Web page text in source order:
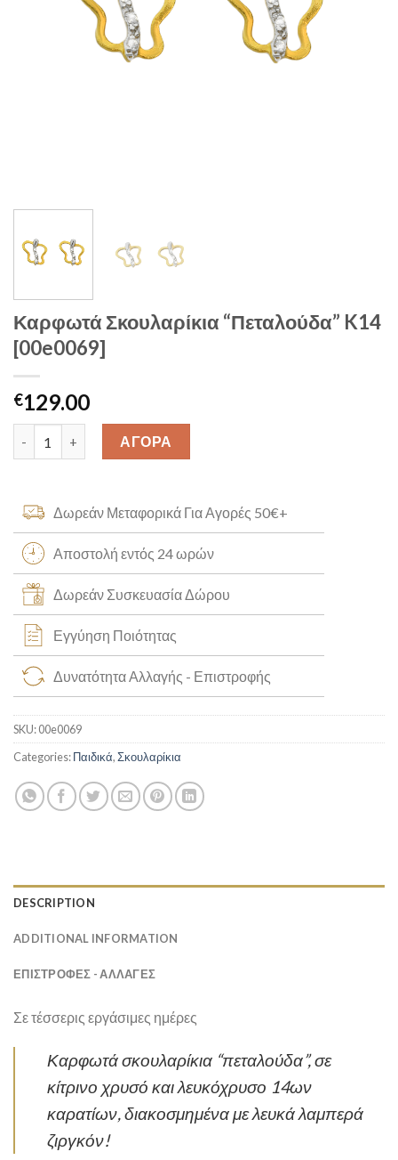
Καρφωτά Σκουλαρίκια “Πεταλούδα” K14
[00e0069]
€129.00
Καρφωτά Σκουλαρίκια "Πεταλούδα" K14 [00e0069] quantity
ΑΓΟΡΑ
Δωρεάν Μεταφορικά Για Αγορές 50€+
Αποστολή εντός 24 ωρών
Δωρεάν Συσκευασία Δώρου
Εγγύηση Ποιότητας
Δυνατότητα Αλλαγής - Επιστροφής
SKU:00e0069
Categories:Παιδικά,Σκουλαρίκια
DESCRIPTION
ADDITIONAL INFORMATION
ΕΠΙΣΤΡΟΦΕΣ - ΑΛΛΑΓΕΣ
Σε τέσσερις εργάσιμες ημέρες
Καρφωτά σκουλαρίκια “πεταλούδα”, σε
κίτρινο χρυσό και λευκόχρυσο 14ων
καρατίων, διακοσμημένα με λευκά λαμπερά
ζιργκόν!